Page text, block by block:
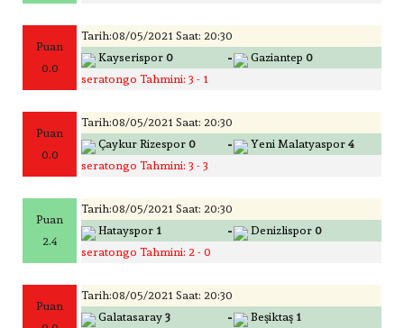
Puan
0.0
Tarih:08/05/2021 Saat: 20:30
Kayserispor 0 - Gaziantep 0
seratongo Tahmini: 3 - 1
Puan
0.0
Tarih:08/05/2021 Saat: 20:30
Çaykur Rizespor 0 - Yeni Malatyaspor 4
seratongo Tahmini: 3 - 3
Puan
2.4
Tarih:08/05/2021 Saat: 20:30
Hatayspor 1 - Denizlispor 0
seratongo Tahmini: 2 - 0
Puan
Tarih:08/05/2021 Saat: 20:30
Galatasaray 3 - Beşiktaş 1